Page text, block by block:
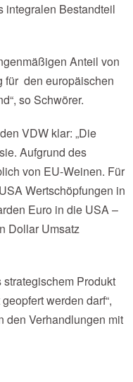
integralen Bestandteil
Anteil von
für den europäischen
so Schwörer.
VDW klar: „Die
Aufgrund des
von EU-Weinen. Für
Wertschöpfungen in
Euro in die USA –
Dollar Umsatz
Produkt
werden darf“,
den Verhandlungen mit